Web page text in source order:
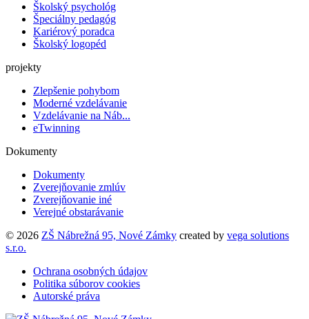
Školský psychológ
Špeciálny pedagóg
Kariérový poradca
Školský logopéd
projekty
Zlepšenie pohybom
Moderné vzdelávanie
Vzdelávanie na Náb...
eTwinning
Dokumenty
Dokumenty
Zverejňovanie zmlúv
Zverejňovanie iné
Verejné obstarávanie
© 2026 ZŠ Nábrežná 95, Nové Zámky created by vega solutions
s.r.o.
Ochrana osobných údajov
Politika súborov cookies
Autorské práva